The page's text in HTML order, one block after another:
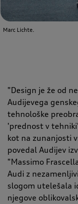
Marc Lichte.
"Design je že od
Audijevega
tehnološke
'prednost v
kot na zunanjosti
povedal Audijev
"Massimo
Audi z
slogom utelešala
njegove